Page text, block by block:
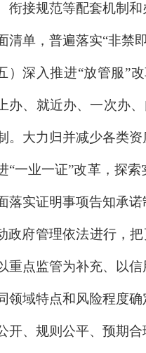
衔接规范等配套机制
清单，普遍落实“非禁
）深入推进“放管服”
办、就近办、一次办
。大力归并减少各类
“一业一证”改革，探
落实证明事项告知承
政府管理依法进行，
重点监管为补充、以
领域特点和风险程度
开、规则公平、预期